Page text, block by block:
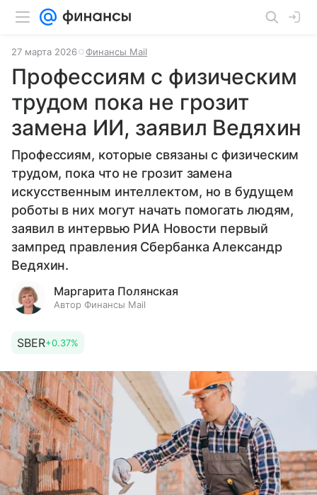
27 марта 2026 Финансы Mail
Профессиям с физическим
трудом пока не грозит
замена ИИ, заявил Ведяхин
Профессиям, которые связаны с физическим
трудом, пока что не грозит замена
искусственным интеллектом, но в будущем
роботы в них могут начать помогать людям,
заявил в интервью РИА Новости первый
зампред правления Сбербанка Александр
Ведяхин.
Маргарита Полянская
Автор Финансы Mail
SBER+0.37%